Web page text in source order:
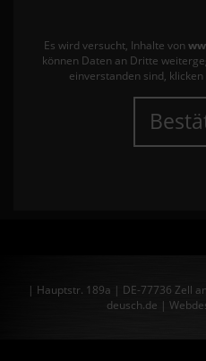
Es wird versucht, Inhalte von
können Daten an Dritte
einverstanden sind,
| Hauptstr. 189a | DE-77736 Zell
deusch.de |